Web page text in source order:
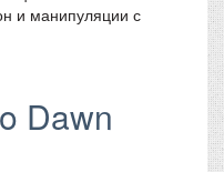
и манипуляции с
Dawn